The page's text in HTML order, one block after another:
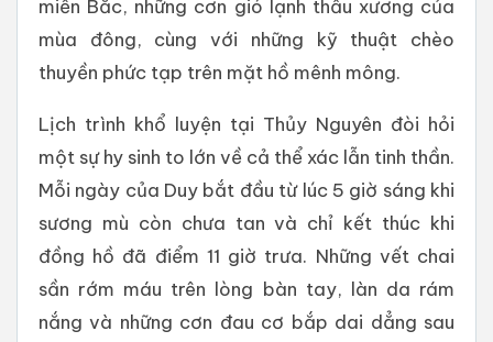
miền Bắc, những cơn gió lạnh thấu xương của
mùa đông, cùng với những kỹ thuật chèo
thuyền phức tạp trên mặt hồ mênh mông.
Lịch trình khổ luyện tại Thủy Nguyên đòi hỏi
một sự hy sinh to lớn về cả thể xác lẫn tinh thần.
Mỗi ngày của Duy bắt đầu từ lúc 5 giờ sáng khi
sương mù còn chưa tan và chỉ kết thúc khi
đồng hồ đã điểm 11 giờ trưa. Những vết chai
sần rớm máu trên lòng bàn tay, làn da rám
nắng và những cơn đau cơ bắp dai dẳng sau